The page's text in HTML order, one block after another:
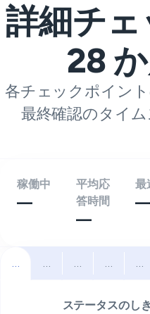
詳細チェ
28
各チェックポイン
最終確認のタイム
稼働中
—
平均応
答時間
—
最
—
すべて北米 南米 ヨーロッ
中
ステータスのし